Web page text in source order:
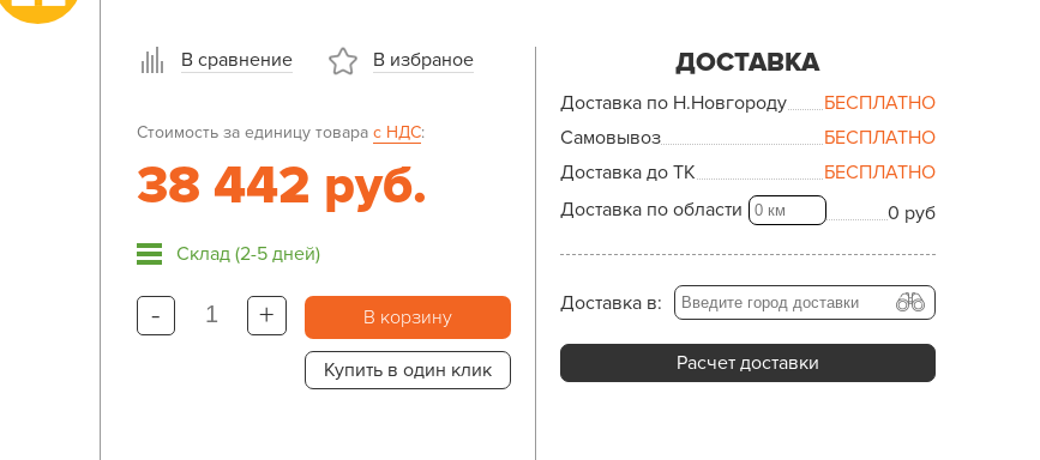
В сравнение В избраное
Стоимость за единицу товара с НДС:
38 442 руб.
Склад (2-5 дней)
- + В корзину
Купить в один клик
ДОСТАВКА
Доставка по Н.Новгороду
БЕСПЛАТНО
Самовывоз
БЕСПЛАТНО
Доставка до ТК
БЕСПЛАТНО
Доставка по области
0 руб
Доставка в:
Расчет доставки